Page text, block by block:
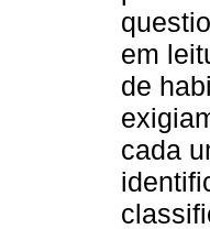
em
de
cada